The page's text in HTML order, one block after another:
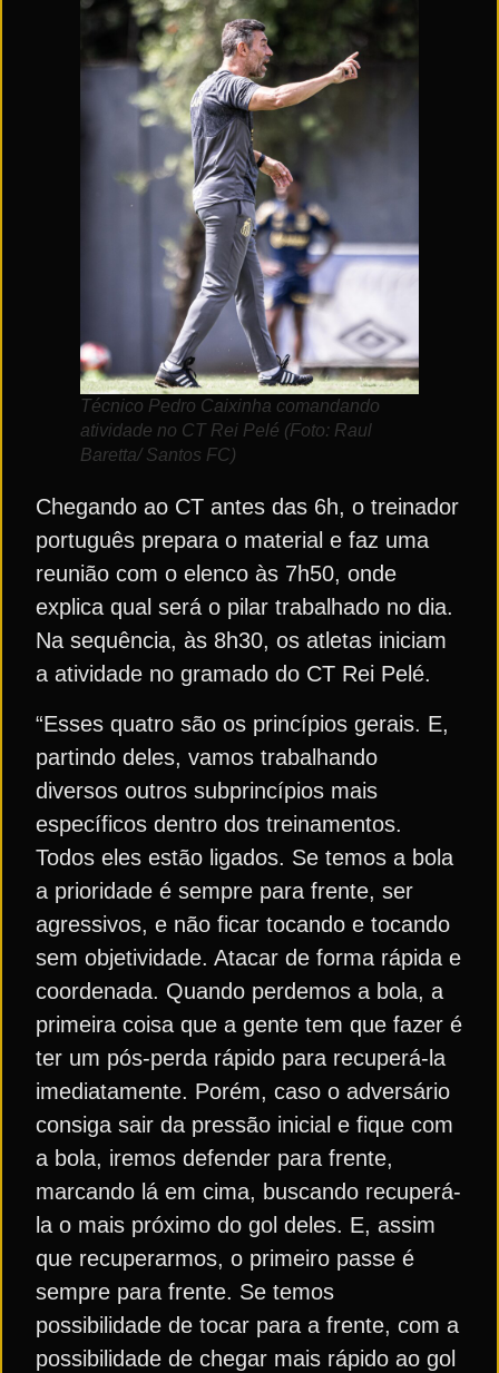
Técnico Pedro Caixinha comandando
atividade no CT Rei Pelé (Foto: Raul
Baretta/ Santos FC)
Chegando ao CT antes das 6h, o treinador
português prepara o material e faz uma
reunião com o elenco às 7h50, onde
explica qual será o pilar trabalhado no dia.
Na sequência, às 8h30, os atletas iniciam
a atividade no gramado do CT Rei Pelé.
“Esses quatro são os princípios gerais. E,
partindo deles, vamos trabalhando
diversos outros subprincípios mais
específicos dentro dos treinamentos.
Todos eles estão ligados. Se temos a bola
a prioridade é sempre para frente, ser
agressivos, e não ficar tocando e tocando
sem objetividade. Atacar de forma rápida e
coordenada. Quando perdemos a bola, a
primeira coisa que a gente tem que fazer é
ter um pós-perda rápido para recuperá-la
imediatamente. Porém, caso o adversário
consiga sair da pressão inicial e fique com
a bola, iremos defender para frente,
marcando lá em cima, buscando recuperá-
la o mais próximo do gol deles. E, assim
que recuperarmos, o primeiro passe é
sempre para frente. Se temos
possibilidade de tocar para a frente, com a
possibilidade de chegar mais rápido ao gol